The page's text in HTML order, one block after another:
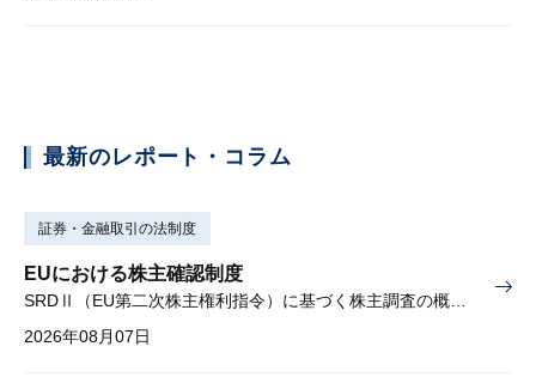
最新のレポート・コラム
証券・金融取引の法制度
EUにおける株主確認制度
SRDⅡ（EU第二次株主権利指令）に基づく株主調査の概要と課題
2026年08月07日